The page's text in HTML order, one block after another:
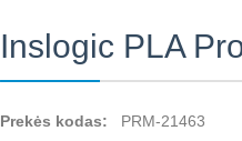
Inslogic PLA
Prekės kodas:
PRM-21463